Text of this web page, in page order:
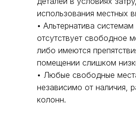
использования местных
• Альтернатива
отсутствует свободное
либо имеются
помещении слишком
• Любые свободные
независимо от наличия,
колонн.